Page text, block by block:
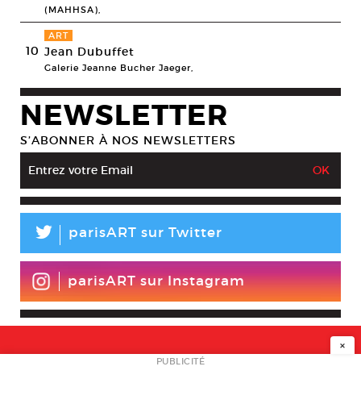
(MAHHSA),
10
ART
Jean Dubuffet
Galerie Jeanne Bucher Jaeger,
NEWSLETTER
S’ABONNER À NOS NEWSLETTERS
L parisART sur Twitter
parisART sur Instagram
NEWSLETTER
×
PUBLICITÉ